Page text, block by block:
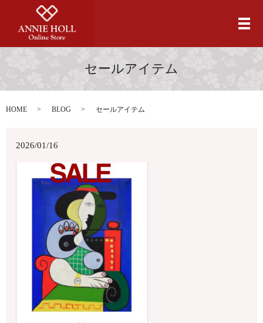
メ
セールアイテム
HOME BLOG セールアイテム
2026/01/16